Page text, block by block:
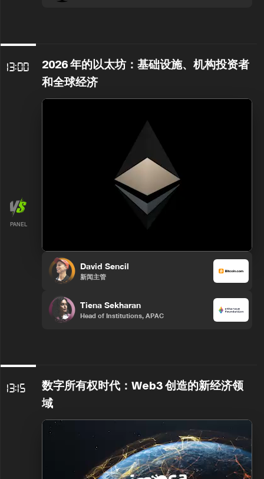
13:00
PANEL
2026 年的以太坊：基础设施、机构投资者
和全球经济
David Sencil
新闻主管
Tiena Sekharan
Head of Institutions, APAC
13:15
数字所有权时代：Web3 创造的新经济领
域